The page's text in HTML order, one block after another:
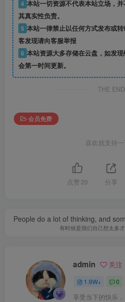
4 本站一切资源不代表本站立场，
其真实性负责。
5 本站一律禁止以任何方式发布或
客发现请向客服举报
6 本站资源大多存储在云盘，如发
会第一时间更新。
THE END
会员免费
喜欢就支持
点赞 20 分享
People do a lot of thinking, and
有时候是我们自己想太多
admin 关注
1.9W+ 0
享受当下的快乐